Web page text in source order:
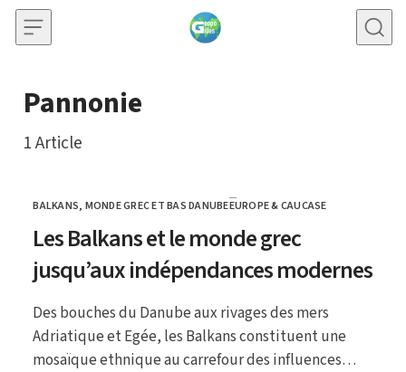
Skip to content
Pannonie
1Article
CATEGORY
BALKANS, MONDE GREC ET BAS DANUBEEUROPE & CAUCASE
Les Balkans et le monde grec
jusqu’aux indépendances modernes
Des bouches du Danube aux rivages des mers
Adriatique et Egée, les Balkans constituent une
mosaïque ethnique au carrefour des influences